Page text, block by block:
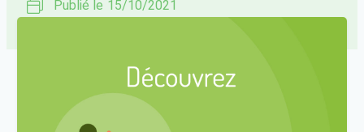
Publié le 15/10/2021